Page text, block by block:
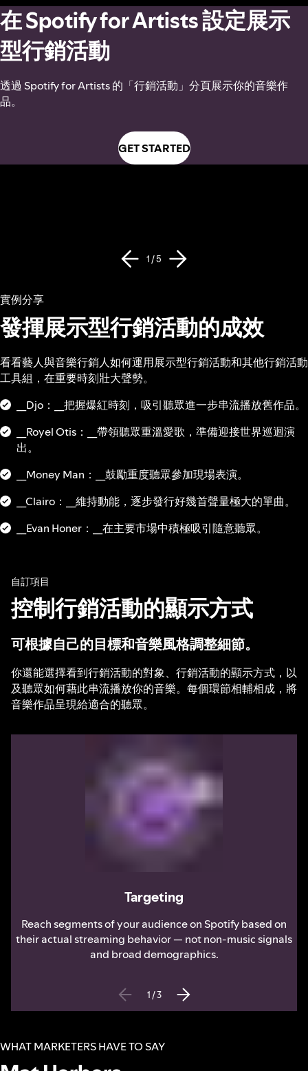
在 Spotify for Artists 設定展示
型行銷活動
透過 Spotify for Artists 的「行銷活動」分頁展示你的音樂作
品。
GET STARTED
1 / 5
實例分享
發揮展示型行銷活動的成效
看看藝人與音樂行銷人如何運用展示型行銷活動和其他行銷活動
工具組，在重要時刻壯大聲勢。
__Djo：__把握爆紅時刻，吸引聽眾進一步串流播放舊作品。
__Royel Otis：__帶領聽眾重溫愛歌，準備迎接世界巡迴演
出。
__Money Man：__鼓勵重度聽眾參加現場表演。
__Clairo：__維持動能，逐步發行好幾首聲量極大的單曲。
__Evan Honer：__在主要市場中積極吸引隨意聽眾。
自訂項目
控制行銷活動的顯示方式
可根據自己的目標和音樂風格調整細節。
你還能選擇看到行銷活動的對象、行銷活動的顯示方式，以
及聽眾如何藉此串流播放你的音樂。每個環節相輔相成，將
音樂作品呈現給適合的聽眾。
Targeting
Reach segments of your audience on Spotify based on
their actual streaming behavior — not non-music signals
and broad demographics.
1 /3
WHAT MARKETERS HAVE TO SAY